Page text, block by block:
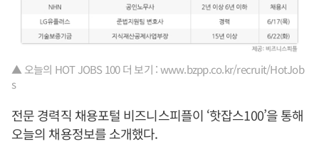
▲ 오늘의 HOT JOBS 100 더 보기 : www.bzpp.co.kr/recruit/HotJob
s
전문 경력직 채용포털 비즈니스피플이 ‘핫잡스100’을 통해
오늘의 채용정보를 소개했다.